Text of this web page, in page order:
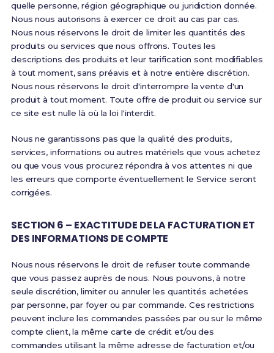
quelle personne, région géographique ou juridiction donnée.
Nous nous autorisons à exercer ce droit au cas par cas.
Nous nous réservons le droit de limiter les quantités des
produits ou services que nous offrons. Toutes les
descriptions des produits et leur tarification sont modifiables
à tout moment, sans préavis et à notre entière discrétion.
Nous nous réservons le droit d'interrompre la vente d'un
produit à tout moment. Toute offre de produit ou service sur
ce site est nulle là où la loi l'interdit.
Nous ne garantissons pas que la qualité des produits,
services, informations ou autres matériels que vous achetez
ou que vous vous procurez répondra à vos attentes ni que
les erreurs que comporte éventuellement le Service seront
corrigées.
SECTION 6 – EXACTITUDE DE LA FACTURATION ET
DES INFORMATIONS DE COMPTE
Nous nous réservons le droit de refuser toute commande
que vous passez auprès de nous. Nous pouvons, à notre
seule discrétion, limiter ou annuler les quantités achetées
par personne, par foyer ou par commande. Ces restrictions
peuvent inclure les commandes passées par ou sur le même
compte client, la même carte de crédit et/ou des
commandes utilisant la même adresse de facturation et/ou